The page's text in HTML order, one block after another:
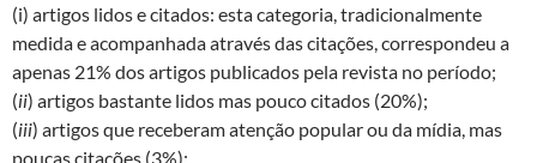
(i) artigos lidos e citados: esta categoria, tradicionalmente
medida e acompanhada através das citações, correspondeu a
apenas 21% dos artigos publicados pela revista no período;
(ii) artigos bastante lidos mas pouco citados (20%);
(iii) artigos que receberam atenção popular ou da mídia, mas
poucas citações (3%);